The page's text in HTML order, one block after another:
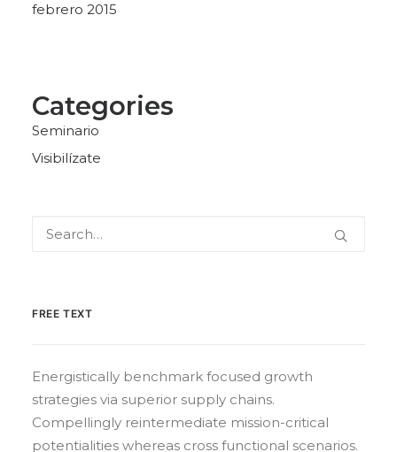
febrero 2015
Categories
Seminario
Visibilízate
FREE TEXT
Energistically benchmark focused growth
strategies via superior supply chains.
Compellingly reintermediate mission-critical
potentialities whereas cross functional scenarios.